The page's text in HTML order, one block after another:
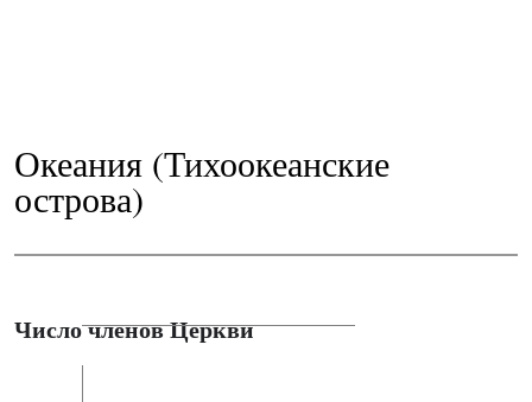
Океания (Тихоокеанские
острова)
Число членов Церкви